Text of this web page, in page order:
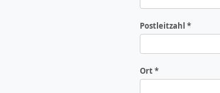
Postleitzahl
Ort